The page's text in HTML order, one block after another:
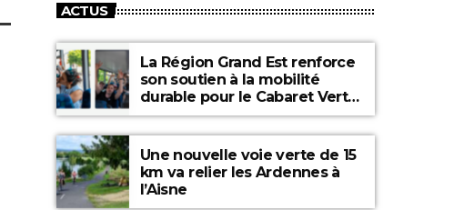
ACTUS
La Région Grand Est renforce
son soutien à la mobilité
durable pour le Cabaret Vert
2026
Une nouvelle voie verte de 15
km va relier les Ardennes à
l’Aisne